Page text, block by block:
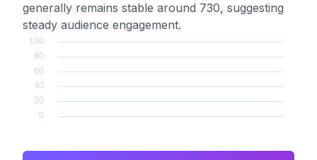
generally remains stable around 730, suggesting
steady audience engagement.